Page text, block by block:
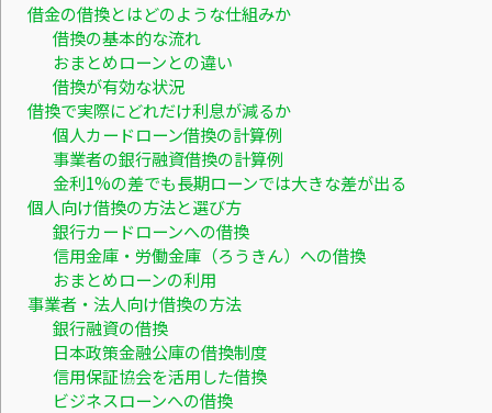
借金の借換とはどのような仕組みか
借換の基本的な流れ
おまとめローンとの違い
借換が有効な状況
借換で実際にどれだけ利息が減るか
個人カードローン借換の計算例
事業者の銀行融資借換の計算例
金利1%の差でも長期ローンでは大きな差が出る
個人向け借換の方法と選び方
銀行カードローンへの借換
信用金庫・労働金庫（ろうきん）への借換
おまとめローンの利用
事業者・法人向け借換の方法
銀行融資の借換
日本政策金融公庫の借換制度
信用保証協会を活用した借換
ビジネスローンへの借換